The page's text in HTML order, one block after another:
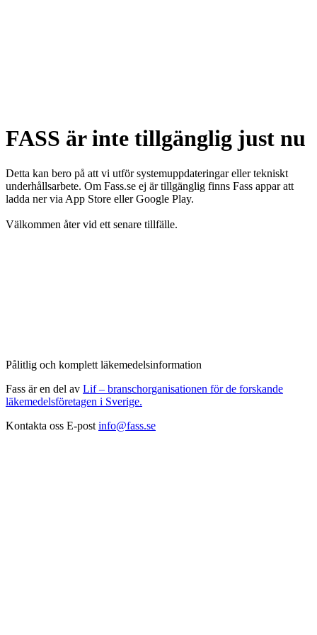
FASS är inte tillgänglig just nu
Detta kan bero på att vi utför systemuppdateringar eller tekniskt
underhållsarbete. Om Fass.se ej är tillgänglig finns Fass appar att
ladda ner via App Store eller Google Play.
Välkommen åter vid ett senare tillfälle.
Pålitlig och komplett läkemedelsinformation
Fass är en del av Lif – branschorganisationen för de forskande
läkemedelsföretagen i Sverige.
Kontakta oss E-post info@fass.se